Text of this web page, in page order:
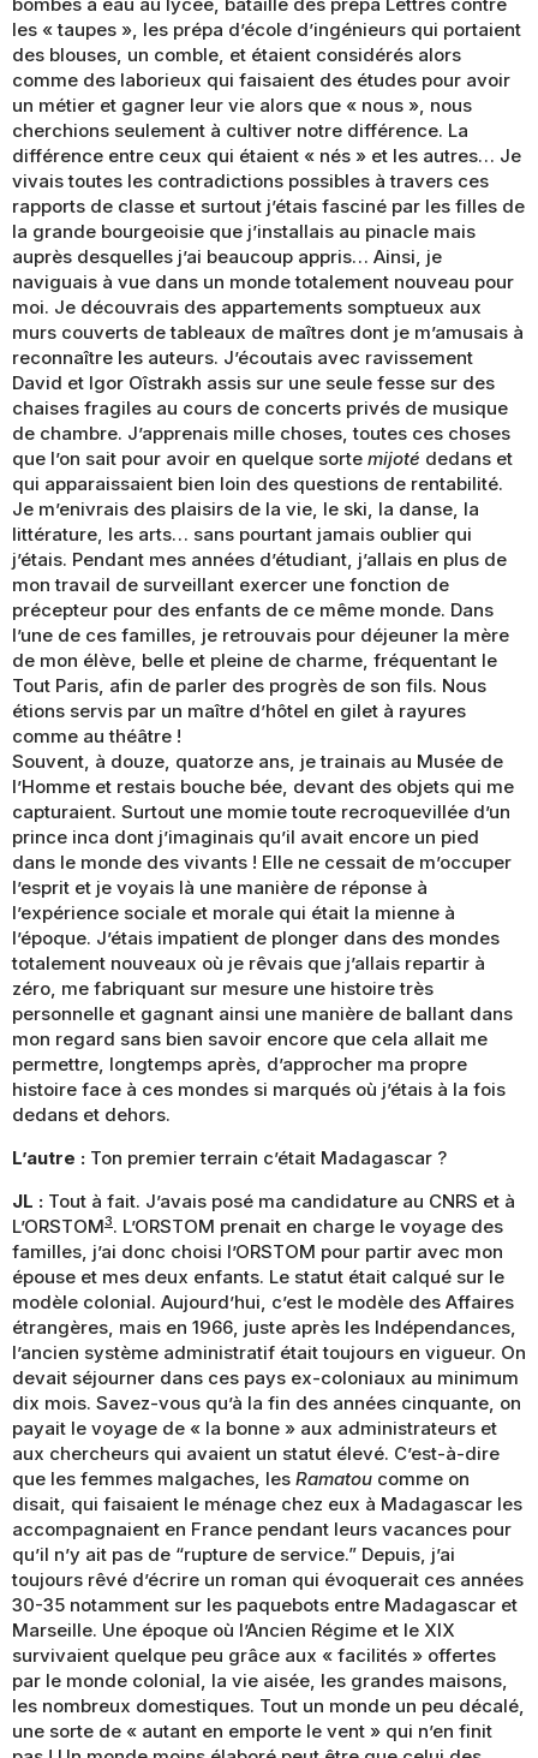
les « taupes », les prépa d’école d’ingénieurs qui portaient
des blouses, un comble, et étaient considérés alors
comme des laborieux qui faisaient des études pour avoir
un métier et gagner leur vie alors que « nous », nous
cherchions seulement à cultiver notre différence. La
différence entre ceux qui étaient « nés » et les autres… Je
vivais toutes les contradictions possibles à travers ces
rapports de classe et surtout j’étais fasciné par les filles de
la grande bourgeoisie que j’installais au pinacle mais
auprès desquelles j’ai beaucoup appris… Ainsi, je
naviguais à vue dans un monde totalement nouveau pour
moi. Je découvrais des appartements somptueux aux
murs couverts de tableaux de maîtres dont je m’amusais à
reconnaître les auteurs. J’écoutais avec ravissement
David et Igor Oîstrakh assis sur une seule fesse sur des
chaises fragiles au cours de concerts privés de musique
de chambre. J’apprenais mille choses, toutes ces choses
que l’on sait pour avoir en quelque sorte mijoté dedans et
qui apparaissaient bien loin des questions de rentabilité.
Je m’enivrais des plaisirs de la vie, le ski, la danse, la
littérature, les arts… sans pourtant jamais oublier qui
j’étais. Pendant mes années d’étudiant, j’allais en plus de
mon travail de surveillant exercer une fonction de
précepteur pour des enfants de ce même monde. Dans
l’une de ces familles, je retrouvais pour déjeuner la mère
de mon élève, belle et pleine de charme, fréquentant le
Tout Paris, afin de parler des progrès de son fils. Nous
étions servis par un maître d’hôtel en gilet à rayures
comme au théâtre !
Souvent, à douze, quatorze ans, je trainais au Musée de
l’Homme et restais bouche bée, devant des objets qui me
capturaient. Surtout une momie toute recroquevillée d’un
prince inca dont j’imaginais qu’il avait encore un pied
dans le monde des vivants ! Elle ne cessait de m’occuper
l’esprit et je voyais là une manière de réponse à
l’expérience sociale et morale qui était la mienne à
l’époque. J’étais impatient de plonger dans des mondes
totalement nouveaux où je rêvais que j’allais repartir à
zéro, me fabriquant sur mesure une histoire très
personnelle et gagnant ainsi une manière de ballant dans
mon regard sans bien savoir encore que cela allait me
permettre, longtemps après, d’approcher ma propre
histoire face à ces mondes si marqués où j’étais à la fois
dedans et dehors.
L’autre : Ton premier terrain c’était Madagascar ?
JL : Tout à fait. J’avais posé ma candidature au CNRS et à
L’ORSTOM3. L’ORSTOM prenait en charge le voyage des
familles, j’ai donc choisi l’ORSTOM pour partir avec mon
épouse et mes deux enfants. Le statut était calqué sur le
modèle colonial. Aujourd’hui, c’est le modèle des Affaires
étrangères, mais en 1966, juste après les Indépendances,
l’ancien système administratif était toujours en vigueur. On
devait séjourner dans ces pays ex-coloniaux au minimum
dix mois. Savez-vous qu’à la fin des années cinquante, on
payait le voyage de « la bonne » aux administrateurs et
aux chercheurs qui avaient un statut élevé. C’est-à-dire
que les femmes malgaches, les Ramatou comme on
disait, qui faisaient le ménage chez eux à Madagascar les
accompagnaient en France pendant leurs vacances pour
qu’il n’y ait pas de “rupture de service.” Depuis, j’ai
toujours rêvé d’écrire un roman qui évoquerait ces années
30-35 notamment sur les paquebots entre Madagascar et
Marseille. Une époque où l’Ancien Régime et le XIX
survivaient quelque peu grâce aux « facilités » offertes
par le monde colonial, la vie aisée, les grandes maisons,
les nombreux domestiques. Tout un monde un peu décalé,
une sorte de « autant en emporte le vent » qui n’en finit